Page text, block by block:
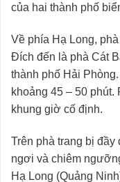
của hai thành phố
Về phía Hạ Long,
Đích đến là phà Cát
thành phố Hải
khoảng 45 – 50 phút.
khung giờ cố định.
Trên phà trang bị
ngơi và chiêm
Hạ Long (Quảng